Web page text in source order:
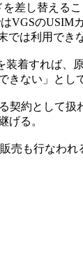
差し替える
VGSのUSIM
は利用でき
着すれば、
きない」とし
約として扱
げる。
も行なわれ